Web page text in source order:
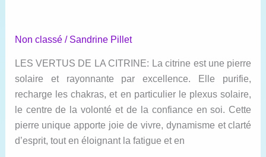
Non classé/ Sandrine Pillet
LES VERTUS DE LA CITRINE: La citrine est une pierre
solaire et rayonnante par excellence. Elle purifie,
recharge les chakras, et en particulier le plexus solaire,
le centre de la volonté et de la confiance en soi. Cette
pierre unique apporte joie de vivre, dynamisme et clarté
d’esprit, tout en éloignant la fatigue et en